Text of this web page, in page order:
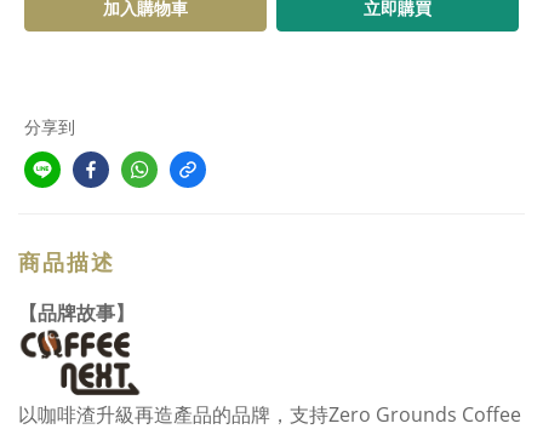
加入購物車 立即購買
分享到
商品描述
【品牌故事】
以咖啡渣升級再造產品的品牌，支持Zero Grounds Coffee